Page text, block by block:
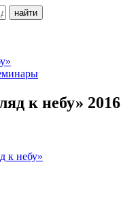
к небу» 2016
к небу»